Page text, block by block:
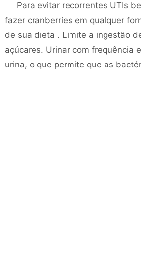
Para evitar recorrentes UTIs
fazer cranberries em qualquer
de sua dieta . Limite a ingestão
açúcares. Urinar com frequência
urina, o que permite que as